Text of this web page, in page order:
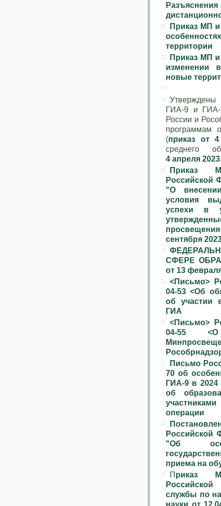
Приказ МП
территории
Приказ МП
изменении
новые
ГИА-9 и ГИА-
России и
программам
(приказ от
среднего
4 апреля
Приказ
Российской
"О
условия
успехи в
сентября
СФЕРЕ
от 13
<Письмо>
04-53 <Об
об участии
ГИА
<Письмо>
04-55 <О
Письмо
70 об
ГИА-9 в 2024
об
операции
Российской
"Об
приема на
П риказ
службы по
науки от